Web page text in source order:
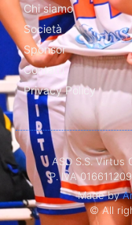
Chi siamo
Società
Sponsor
Contatti
Privacy Policy
ASD S.S. Virtus
P. IVA
Made by
© All